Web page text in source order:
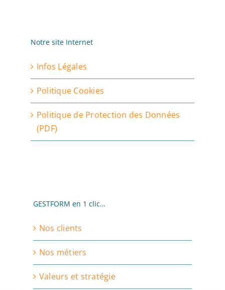
Notre site Internet
Infos Légales
Politique Cookies
Politique de Protection des Données
(PDF)
GESTFORM en 1 clic…
Nos clients
Nos métiers
Valeurs et stratégie